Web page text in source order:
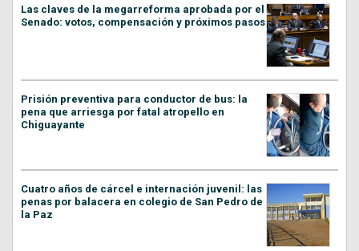
Las claves de la megarreforma aprobada por el
Senado: votos, compensación y próximos pasos
Prisión preventiva para conductor de bus: la
pena que arriesga por fatal atropello en
Chiguayante
Cuatro años de cárcel e internación juvenil: las
penas por balacera en colegio de San Pedro de
la Paz